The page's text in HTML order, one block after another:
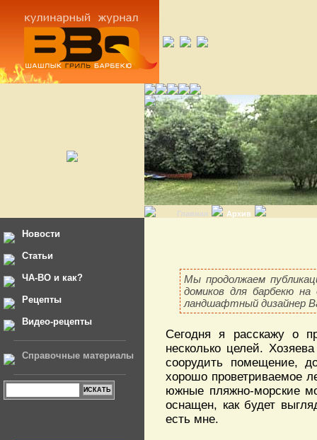
Главная Архив
Новости
Статьи
ЧА-ВО и как?
Рецепты
Видео-рецепты
Справочные материалы
Мы продолжаем
домиков для барбекю
ландшафтный дизайнер
Сегодня я расскажу о
несколько целей.
соорудить помещение,
хорошо проветриваемое
южные пляжно-морские
оснащен, как будет
есть мне.